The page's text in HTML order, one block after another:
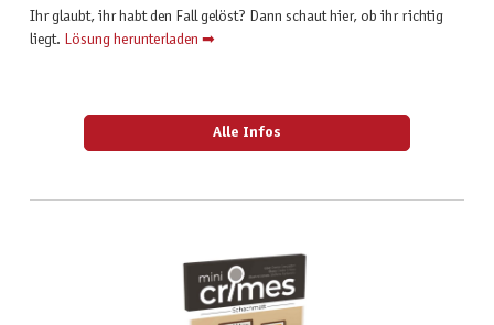
Ihr glaubt, ihr habt den Fall gelöst? Dann schaut hier, ob ihr richtig
liegt. Lösung herunterladen ➡
Alle Infos